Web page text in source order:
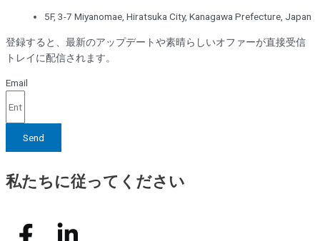
5F, 3-7 Miyanomae, Hiratsuka City, Kanagawa Prefecture, Japan
登録すると、最新のアップデートや素晴らしいオファーが直接受信
トレイに配信されます。
Email
Send
私たちに従ってください